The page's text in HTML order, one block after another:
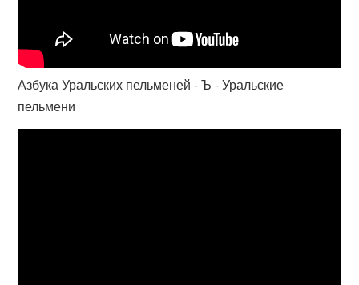
Азбука Уральских пельменей - Ъ - Уральские
пельмени